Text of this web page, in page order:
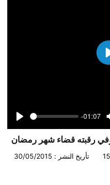
Seek
-01:07
رقبته قضاء شهر رمضان
تأريخ النشر : 30/05/2015